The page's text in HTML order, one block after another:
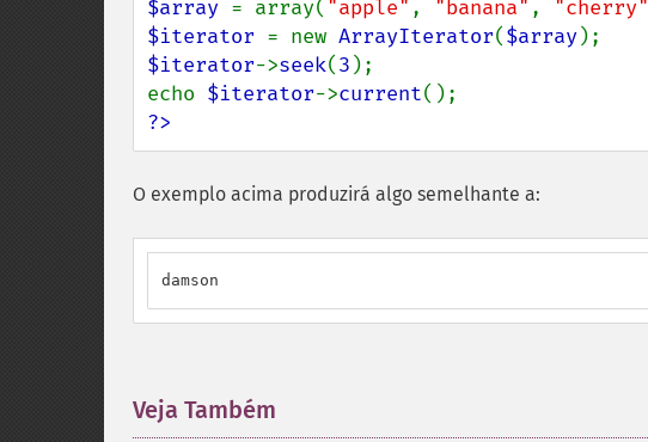
$array = array( "apple" , "banana" , "cherry"
$iterator = new ArrayIterator($array
$iterator->seek(3 );
echo $iterator->current
?>
O exemplo acima produzirá algo semelhante a:
damson
Veja Também